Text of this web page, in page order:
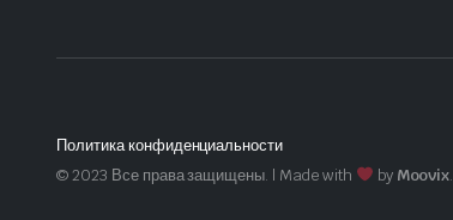
Политика конфиденциальности
© 2023 Все права защищены. | Made with
by Moovix.